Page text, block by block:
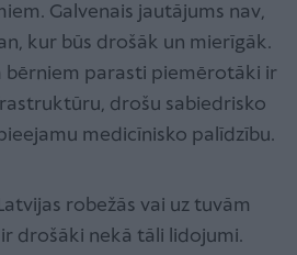
Galvenais jautājums nav,
kur būs drošāk un mierīgāk.
bērniem parasti piemērotāki ir
drošu sabiedrisko
medicīnisko palīdzību.
robežās vai uz tuvām
drošāki nekā tāli lidojumi.